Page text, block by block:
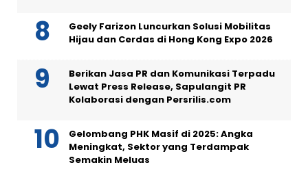
Geely Farizon Luncurkan Solusi Mobilitas
Hijau dan Cerdas di Hong Kong Expo 2026
Berikan Jasa PR dan Komunikasi Terpadu
Lewat Press Release, Sapulangit PR
Kolaborasi dengan Persrilis.com
Gelombang PHK Masif di 2025: Angka
Meningkat, Sektor yang Terdampak
Semakin Meluas